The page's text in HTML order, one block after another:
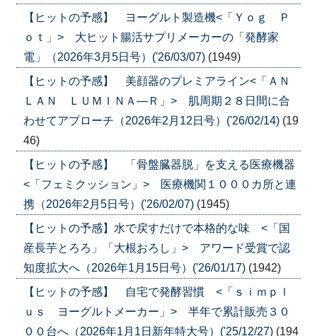
【ヒットの予感】 ヨーグルト製造機<「Ｙｏｇ Ｐ
ｏｔ」> 大ヒット腸活サプリメーカーの「発酵家
電」（2026年3月5日号）('26/03/07) (1949)
【ヒットの予感】 美顔器のプレミアライン<「ＡＮ
ＬＡＮ ＬＵＭＩＮＡ―Ｒ」> 肌周期２８日間に合
わせてアプローチ（2026年2月12日号）('26/02/14) (19
46)
【ヒットの予感】 「骨盤臓器脱」を支える医療機器
<「フェミクッション」> 医療機関１０００カ所と連
携（2026年2月5日号）('26/02/07) (1945)
【ヒットの予感】水で戻すだけで本格的な味 <「国
産長芋とろろ」「大根おろし」> アワード受賞で認
知度拡大へ（2026年1月15日号）('26/01/17) (1942)
【ヒットの予感】 自宅で発酵習慣 <「ｓｉｍｐｌ
ｕｓ ヨーグルトメーカー」> 半年で累計販売３０
００台へ（2026年1月1日新年特大号）('25/12/27) (194